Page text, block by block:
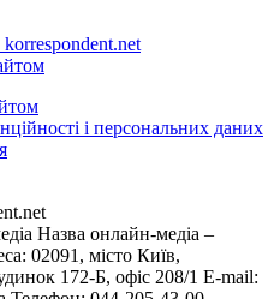
korrespondent.net
і персональних даних
Назва онлайн-медіа –
02091, місто Київ,
172-Б, офіс 208/1 E-mail: